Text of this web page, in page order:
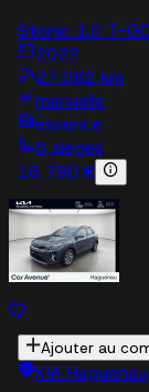
Stonic 1.0 T-
2022
27,082 km
manuelle
essence
5 sieges
16 790 €
Ajouter au
KIA Haguenau